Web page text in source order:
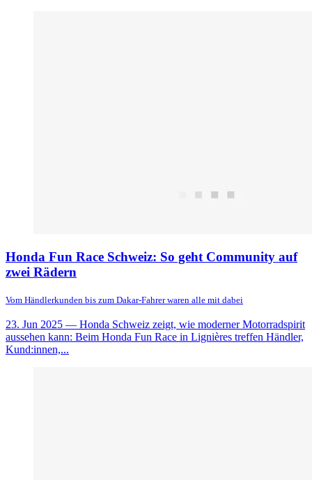
Honda Fun Race Schweiz: So geht Community auf
zwei Rädern
Vom Händlerkunden bis zum Dakar-Fahrer waren alle mit dabei
23. Jun 2025 — Honda Schweiz zeigt, wie moderner Motorradspirit
aussehen kann: Beim Honda Fun Race in Lignières treffen Händler,
Kund:innen,...